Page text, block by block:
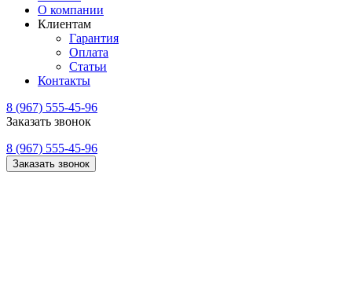
О компании
Клиентам
Гарантия
Оплата
Статьи
Контакты
8 (967) 555-45-96
Заказать звонок
8 (967) 555-45-96
Заказать звонок